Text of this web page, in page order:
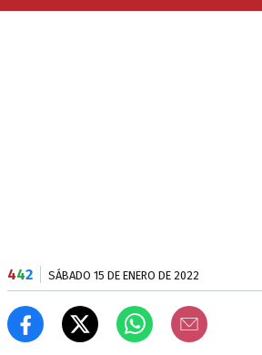
442 SÁBADO 15 DE ENERO DE 2022